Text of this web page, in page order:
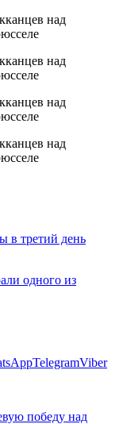
в третий день
одного из
TelegramViber
победу над